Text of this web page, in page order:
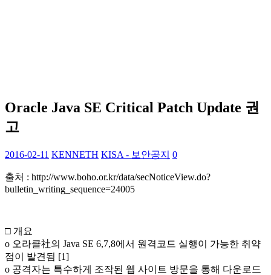
Oracle Java SE Critical Patch Update 권
고
2016-02-11 KENNETH KISA - 보안공지 0
출처 : http://www.boho.or.kr/data/secNoticeView.do?
bulletin_writing_sequence=24005
□ 개요
o 오라클社의 Java SE 6,7,8에서 원격코드 실행이 가능한 취약
점이 발견됨 [1]
o 공격자는 특수하게 조작된 웹 사이트 방문을 통해 다운로드